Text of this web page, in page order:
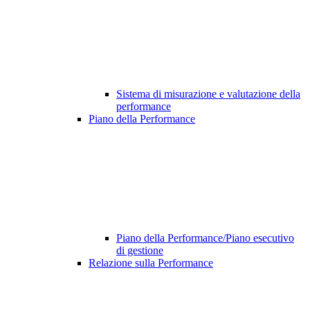
Sistema di misurazione e valutazione della
performance
Piano della Performance
Piano della Performance/Piano esecutivo
di gestione
Relazione sulla Performance